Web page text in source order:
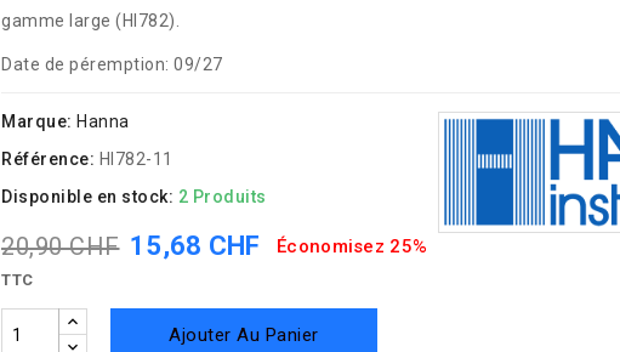
gamme large (HI782).
Date de péremption: 09/27
Marque: Hanna
Référence: HI782-11
Disponible en stock: 2 Produits
20,90 CHF 15,68 CHF Économisez 25%
TTC
Ajouter Au Panier